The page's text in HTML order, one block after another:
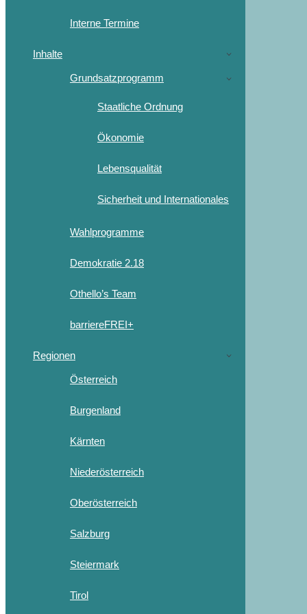
Interne Termine
Inhalte
Grundsatzprogramm
Staatliche Ordnung
Ökonomie
Lebensqualität
Sicherheit und Internationales
Wahlprogramme
Demokratie 2.18
Othello’s Team
barriereFREI+
Regionen
Österreich
Burgenland
Kärnten
Niederösterreich
Oberösterreich
Salzburg
Steiermark
Tirol